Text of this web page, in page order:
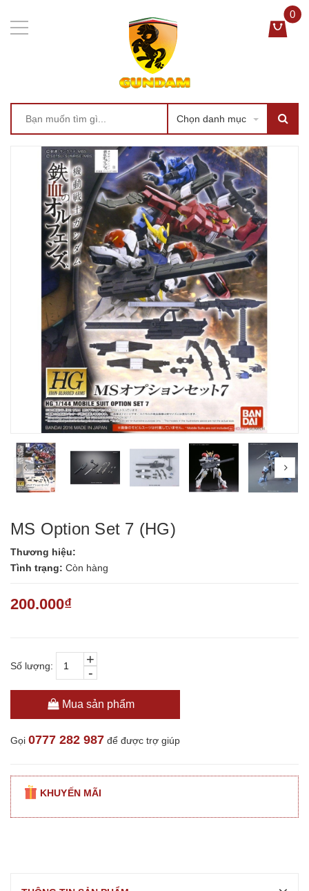
Chọn danh mục
0
prev
MS Option Set 7 (HG)
Thương hiệu:
Tình trạng: Còn hàng
200.000₫
Số lượng: -
+
Mua sản phẩm
Gọi 0777 282 987 để được trợ giúp
KHUYẾN MÃI